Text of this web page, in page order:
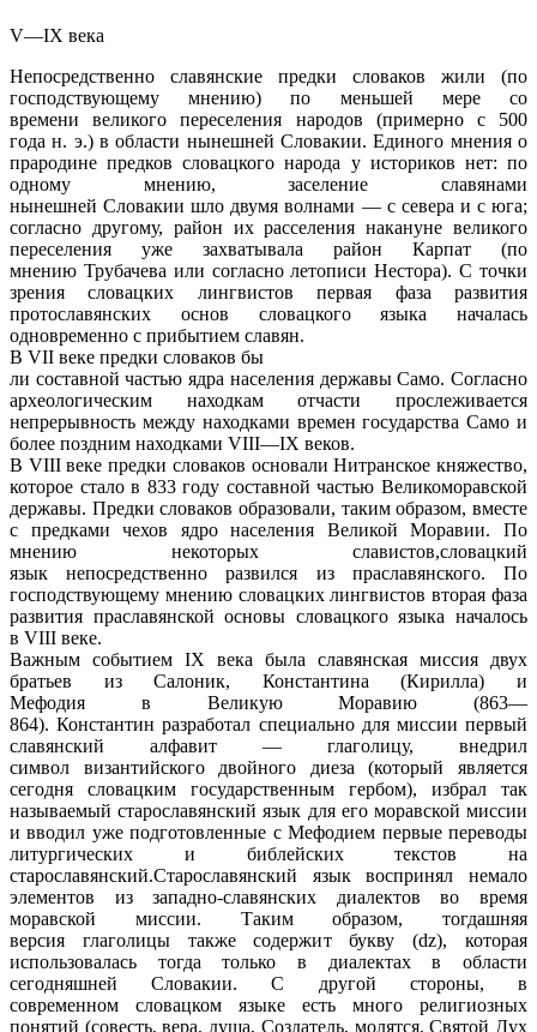
V—IX века
Непосредственно славянские предки словаков жили (по
господствующему мнению) по меньшей мере со
времени великого переселения народов (примерно с 500
года н. э.) в области нынешней Словакии. Единого мнения о
прародине предков словацкого народа у историков нет: по
одному мнению, заселение славянами
нынешней Словакии шло двумя волнами — с севера и с юга;
согласно другому, район их расселения накануне великого
переселения уже захватывала район Карпат (по
мнению Трубачева или согласно летописи Нестора). С точки
зрения словацких лингвистов первая фаза развития
протославянских основ словацкого языка началась
одновременно с прибытием славян.
В VII веке предки словаков бы
ли составной частью ядра населения державы Само. Согласно
археологическим находкам отчасти прослеживается
непрерывность между находками времен государства Само и
более поздним находками VIII—IX веков.
В VIII веке предки словаков основали Нитранское княжество,
которое стало в 833 году составной частью Великоморавской
державы. Предки словаков образовали, таким образом, вместе
с предками чехов ядро населения Великой Моравии. По
мнению некоторых славистов,словацкий
язык непосредственно развился из праславянского. По
господствующему мнению словацких лингвистов вторая фаза
развития праславянской основы словацкого языка началось
в VIII веке.
Важным событием IX века была славянская миссия двух
братьев из Салоник, Константина (Кирилла) и
Мефодия в Великую Моравию (863—
864). Константин разработал специально для миссии первый
славянский алфавит — глаголицу, внедрил
символ византийского двойного диеза (который является
сегодня словацким государственным гербом), избрал так
называемый старославянский язык для его моравской миссии
и вводил уже подготовленные с Мефодием первые переводы
литургических и библейских текстов на
старославянский.Старославянский язык воспринял немало
элементов из западно-славянских диалектов во время
моравской миссии. Таким образом, тогдашняя
версия глаголицы также содержит букву (dz), которая
использовалась тогда только в диалектах в области
сегодняшней Словакии. С другой стороны, в
современном словацком языке есть много религиозных
понятий (совесть, вера, душа, Создатель, молятся, Святой Дух